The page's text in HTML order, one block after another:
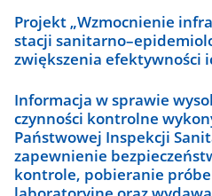
Projekt „Wzmocnienie
stacji
zwiększenia efektywności
Informacja w sprawie
czynności kontrolne
Państwowej Inspekcji
zapewnienie
kontrole, pobieranie